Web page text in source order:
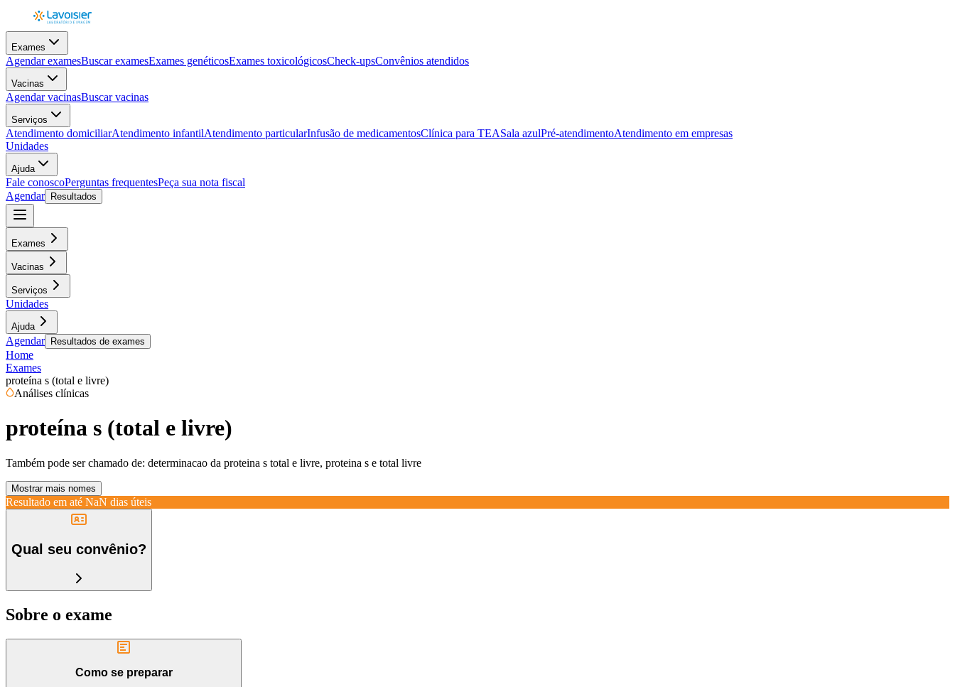
Exames
Agendar examesBuscar examesExames genéticosExames toxicológicosCheck-upsConvênios atendidos
Vacinas
Agendar vacinasBuscar vacinas
Serviços
Atendimento domiciliarAtendimento infantilAtendimento particularInfusão de medicamentosClínica para TEASala azulPré-atendimentoAtendimento em empresas
Unidades
Ajuda
Fale conoscoPerguntas frequentesPeça sua nota fiscal
Agendar
Resultados
Exames
Vacinas
Serviços
Unidades
Ajuda
Agendar Resultados de exames
Home
Exames
proteína s (total e livre)
Análises clínicas
proteína s (total e livre)
Também pode ser chamado de: determinacao da proteina s total e livre, proteina s e total livre
Mostrar mais nomes
Resultado em até NaN dias úteis
Qual seu convênio?
Sobre o exame
Como se preparar